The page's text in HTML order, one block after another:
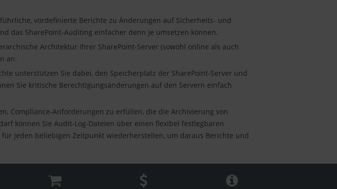
vordefinierte Berichte zu Änderungen auf Sicherheits- und
das SharePoint-Auditing einfacher denn je umsetzen können.
Architektur Ihrer SharePoint-Server (sowohl online als auch
an.
unterstützen Sie dabei, den Speicherplatz der SharePoint-Server und
Sie kritische Berechtigungsänderungen auf den Servern einfach
Compliance-Anforderungen zu erfüllen, die die Archivierung von
können Sie Audit-Log-Dateien über einen flexibel festlegbaren
jeden beliebigen Zeitpunkt wiederherstellen, um daraus Berichte und